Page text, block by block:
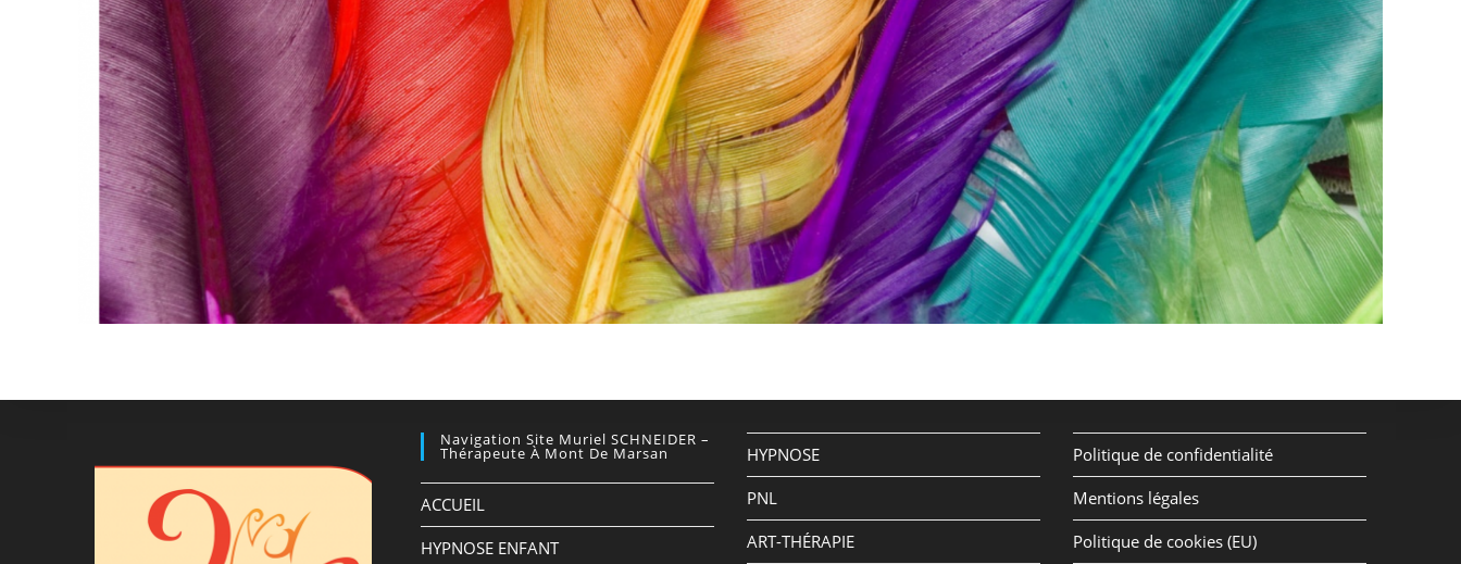
Navigation Site Muriel SCHNEIDER –
Thérapeute À Mont De Marsan
ACCUEIL
HYPNOSE ENFANT
HYPNOSE
PNL
ART-THÉRAPIE
Politique de confidentialité
Mentions légales
Politique de cookies (EU)